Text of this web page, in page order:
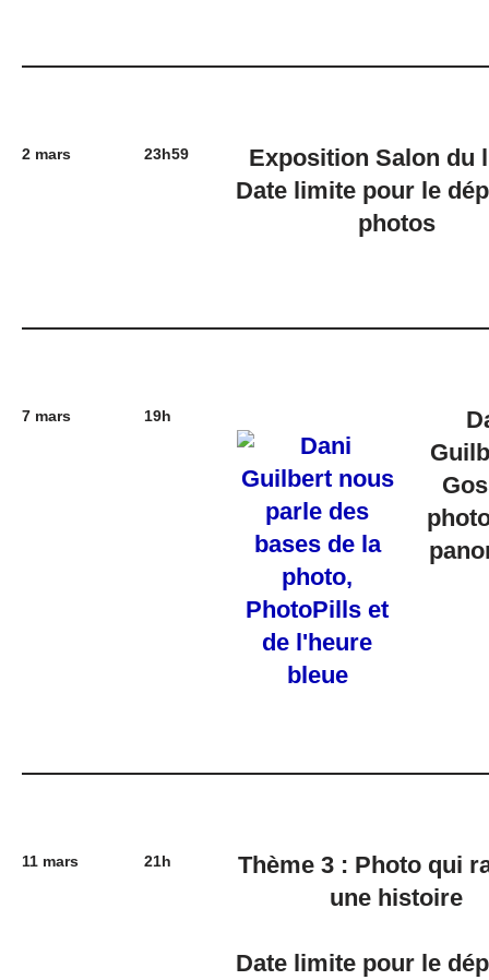
2 mars 23h59
Exposition Salon du
Date limite pour le
photos
7 mars 19h
11 mars 21h
Thème 3 : Photo qui
une histoire
Date limite pour le